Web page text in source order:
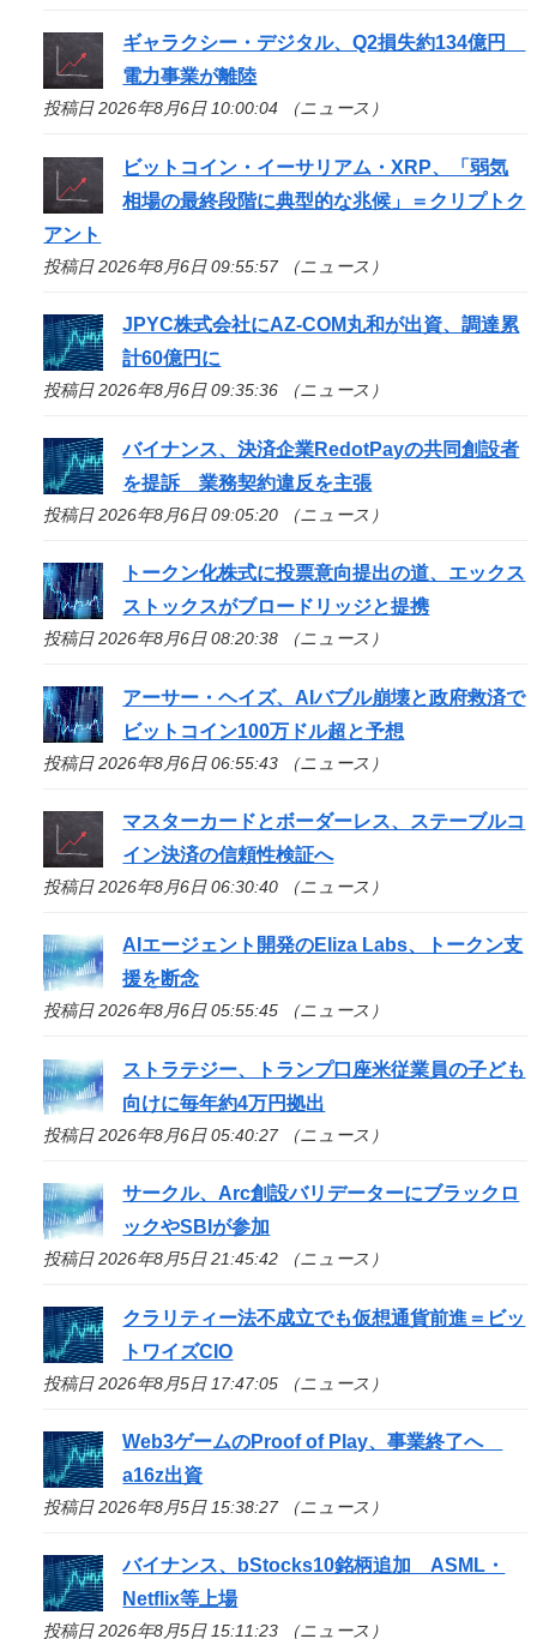
ギャラクシー・デジタル、Q2損失約134億円
電力事業が離陸
投稿日 2026年8月6日 10:00:04 （ニュース）
ビットコイン・イーサリアム・XRP、「弱気
相場の最終段階に典型的な兆候」＝クリプトク
アント
投稿日 2026年8月6日 09:55:57 （ニュース）
JPYC株式会社にAZ-COM丸和が出資、調達累
計60億円に
投稿日 2026年8月6日 09:35:36 （ニュース）
バイナンス、決済企業RedotPayの共同創設者
を提訴 業務契約違反を主張
投稿日 2026年8月6日 09:05:20 （ニュース）
トークン化株式に投票意向提出の道、エックス
ストックスがブロードリッジと提携
投稿日 2026年8月6日 08:20:38 （ニュース）
アーサー・ヘイズ、AIバブル崩壊と政府救済で
ビットコイン100万ドル超と予想
投稿日 2026年8月6日 06:55:43 （ニュース）
マスターカードとボーダーレス、ステーブルコ
イン決済の信頼性検証へ
投稿日 2026年8月6日 06:30:40 （ニュース）
AIエージェント開発のEliza Labs、トークン支
援を断念
投稿日 2026年8月6日 05:55:45 （ニュース）
ストラテジー、トランプ口座米従業員の子ども
向けに毎年約4万円拠出
投稿日 2026年8月6日 05:40:27 （ニュース）
サークル、Arc創設バリデーターにブラックロ
ックやSBIが参加
投稿日 2026年8月5日 21:45:42 （ニュース）
クラリティー法不成立でも仮想通貨前進＝ビッ
トワイズCIO
投稿日 2026年8月5日 17:47:05 （ニュース）
Web3ゲームのProof of Play、事業終了へ
a16z出資
投稿日 2026年8月5日 15:38:27 （ニュース）
バイナンス、bStocks10銘柄追加 ASML・
Netflix等上場
投稿日 2026年8月5日 15:11:23 （ニュース）